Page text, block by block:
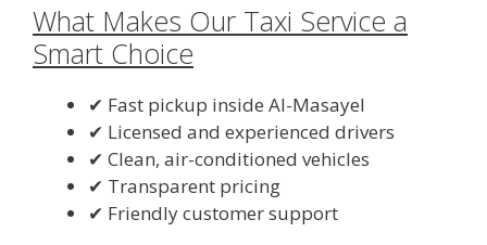
What Makes Our Taxi Service a
Smart Choice
✔ Fast pickup inside Al-Masayel
✔ Licensed and experienced drivers
✔ Clean, air-conditioned vehicles
✔ Transparent pricing
✔ Friendly customer support